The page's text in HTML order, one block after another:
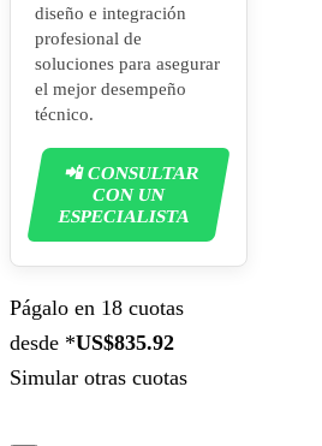
diseño e integración
profesional de
soluciones para asegurar
el mejor desempeño
técnico.
📲 CONSULTAR
CON UN
ESPECIALISTA
Págalo en 18 cuotas
desde *US$835.92
Simular otras cuotas